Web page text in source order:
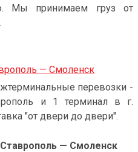
Мы принимаем груз от
— Смоленск
перевозки -
и 1 терминал в г.
"от двери до двери".
— Смоленск